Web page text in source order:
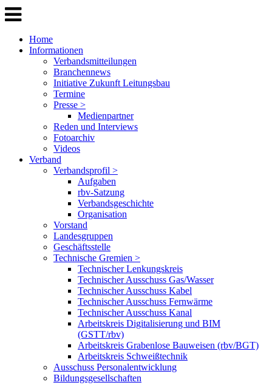
Home
Informationen
Verbandsmitteilungen
Branchennews
Initiative Zukunft Leitungsbau
Termine
Presse >
Medienpartner
Reden und Interviews
Fotoarchiv
Videos
Verband
Verbandsprofil >
Aufgaben
rbv-Satzung
Verbandsgeschichte
Organisation
Vorstand
Landesgruppen
Geschäftsstelle
Technische Gremien >
Technischer Lenkungskreis
Technischer Ausschuss Gas/Wasser
Technischer Ausschuss Kabel
Technischer Ausschuss Fernwärme
Technischer Ausschuss Kanal
Arbeitskreis Digitalisierung und BIM
(GSTT/rbv)
Arbeitskreis Grabenlose Bauweisen (rbv/BGT)
Arbeitskreis Schweißtechnik
Ausschuss Personalentwicklung
Bildungsgesellschaften